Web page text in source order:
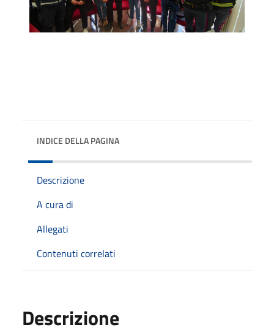
INDICE DELLA PAGINA
Descrizione
A cura di
Allegati
Contenuti correlati
Descrizione